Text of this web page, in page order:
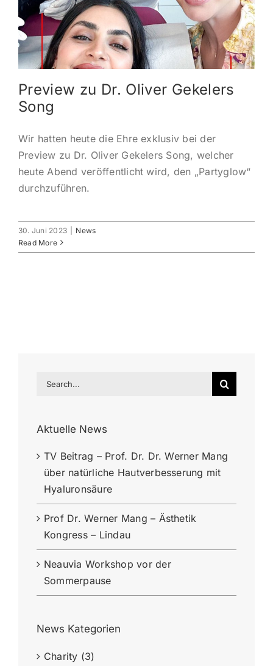
KONTAKT
ANMELDEN
IHR WARENKORB
SEARCH
Preview zu Dr. Oliver Gekelers
Song
Wir hatten heute die Ehre exklusiv bei der
Preview zu Dr. Oliver Gekelers Song, welcher
heute Abend veröffentlicht wird, den „Partyglow“
durchzuführen.
30. Juni 2023
News
Read More
Search
Aktuelle News
TV Beitrag – Prof. Dr. Dr. Werner Mang
über natürliche Hautverbesserung mit
Hyaluronsäure
Prof Dr. Werner Mang – Ästhetik
Kongress – Lindau
Neauvia Workshop vor der
Sommerpause
News Kategorien
Charity (3)